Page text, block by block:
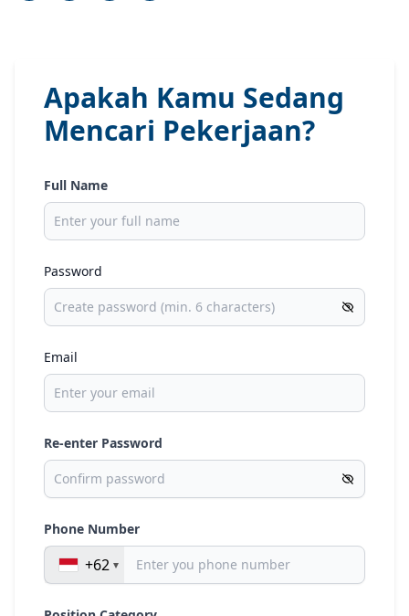
Apakah Kamu Sedang
Mencari Pekerjaan?
Full Name
Password
Email
Re-enter Password
Phone Number
+62